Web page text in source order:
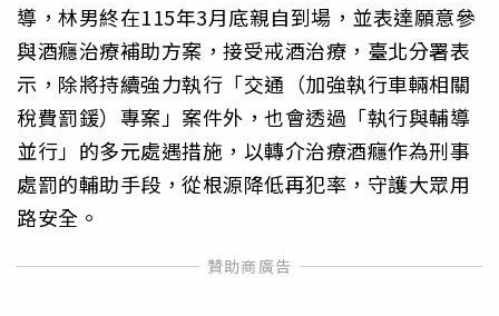
導，林男終在115年3月底親自到場，並表達願意參
與酒癮治療補助方案，接受戒酒治療，臺北分署表
示，除將持續強力執行「交通（加強執行車輛相關
稅費罰鍰）專案」案件外，也會透過「執行與輔導
並行」的多元處遇措施，以轉介治療酒癮作為刑事
處罰的輔助手段，從根源降低再犯率，守護大眾用
路安全。